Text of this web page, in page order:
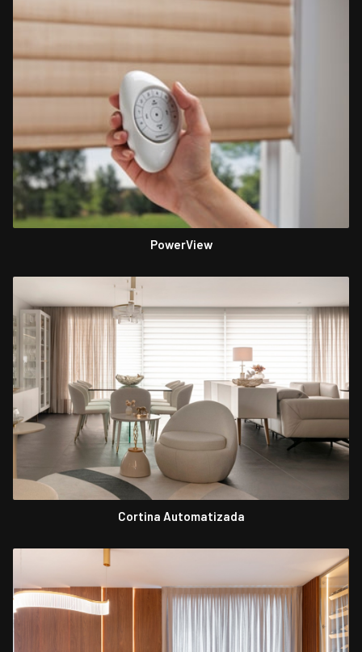
PowerView
Cortina Automatizada